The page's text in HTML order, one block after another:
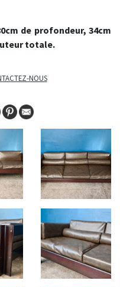
de profondeur, 34cm
totale.
NOUS